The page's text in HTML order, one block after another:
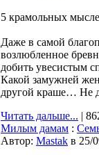
5 крамольных
Даже в самой
возлюбленное
добить увесистым
Какой замужней
другой краше… Не
Читать дальше... |
Милым дамам :
Автор: Мastak в 25/